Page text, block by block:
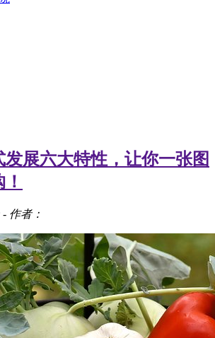
展六大特性，让你一张图
- 作者：